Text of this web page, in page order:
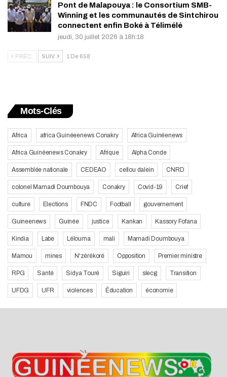
Pont de Malapouya : le Consortium SMB-
Winning et les communautés de Sintchirou
connectent enfin Boké à Télimélé
jeudi, 30 juillet 2026 à 18h:18
PRÉC. SUIV. 1 De 658
Mots-Clés
Africa africa Guinéeenews Conakry Africa Guinéenews
Africa Guinéenews Conakry Afrique Alpha Conde
Assemblée nationale CEDEAO cellou dalein CNRD
colonel Mamadi Doumbouya Conakry Covid-19 Crief
culture Elections FNDC Football gouvernement
Guineenews Guinée justice Kankan Kassory Fofana
Kindia Labe Lélouma mali Mamadi Doumbouya
Mamou mines N'zérékoré Opposition Premier ministre
RPG Santé Sidya Touré Siguiri slecg Transition
UFDG UFR violences Éducation économie